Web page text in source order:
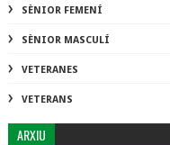
SÈNIOR FEMENÍ
SÈNIOR MASCULÍ
VETERANES
VETERANS
ARXIU